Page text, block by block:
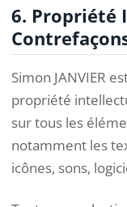
6. Propriété
Simon JANVIER
propriété
sur tous les
notamment les
icônes, sons,